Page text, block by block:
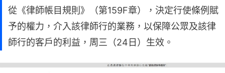
從《律師帳目規則》（第159F章），決定行使條例賦
予的權力，介入該律師行的業務，以保障公眾及該律
師行的客戶的利益，周三（24日）生效。